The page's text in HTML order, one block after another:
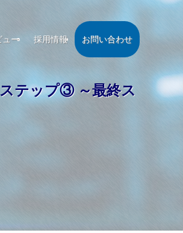
ュー 採用情報 お問い合わせ
ステップ③ ～最終ス